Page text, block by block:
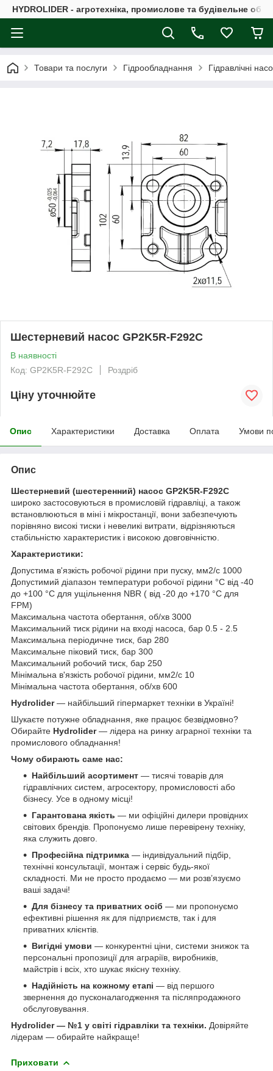
HYDROLIDER - агротехніка, промислове та будівельне
Товари та послуги Гідрообладнання Гідравлічні
Шестерневий насос GP2K5R-F292C
В наявності
Код: GP2K5R-F292C
Роздріб
Ціну уточнюйте
Опис Характеристики Доставка Оплата Умови
Опис
Шестерневий (шестеренний) насос GP2K5R-F292C
широко застосовуються в промисловій гідравліці, а також
встановлюються в міні і мікростанції, вони забезпечують
порівняно високі тиски і невеликі витрати, відрізняються
стабільністю характеристик і високою довговічністю.
Характеристики:
Допустима в'язкість робочої рідини при пуску, мм2/c 1000
Допустимий діапазон температури робочої рідини °C від -40
до +100 °С для ущільнення NBR ( від -20 до +170 °С для
FPM)
Максимальна частота обертання, об/хв 3000
Максимальний тиск рідини на вході насоса, бар 0.5 - 2.5
Максимальна періодичне тиск, бар 280
Максимальне піковий тиск, бар 300
Максимальний робочий тиск, бар 250
Мінімальна в'язкість робочої рідини, мм2/c 10
Мінімальна частота обертання, об/хв 600
Hydrolider— найбільший гіпермаркет техніки в Україні!
Шукаєте потужне обладнання, яке працює безвідмовно?
Обирайте Hydrolider— лідера на ринку аграрної техніки та
промислового обладнання!
Чому обирають саме нас:
Найбільший асортимент — тисячі товарів для
гідравлічних систем, агросектору, промисловості або
бізнесу. Усе в одному місці!
Гарантована якість — ми офіційні дилери провідних
світових брендів. Пропонуємо лише перевірену техніку,
яка служить довго.
Професійна підтримка — індивідуальний підбір,
технічні консультації, монтаж і сервіс будь-якої
складності. Ми не просто продаємо — ми розв’язуємо
ваші задачі!
Для бізнесу та приватних осіб — ми пропонуємо
ефективні рішення як для підприємств, так і для
приватних клієнтів.
Вигідні умови — конкурентні ціни, системи знижок та
персональні пропозиції для аграріїв, виробників,
майстрів і всіх, хто шукає якісну техніку.
Надійність на кожному етапі — від першого
звернення до пусконалагодження та післяпродажного
обслуговування.
Hydrolider — №1 у світі гідравліки та техніки. Довіряйте
лідерам — обирайте найкраще!
Приховати